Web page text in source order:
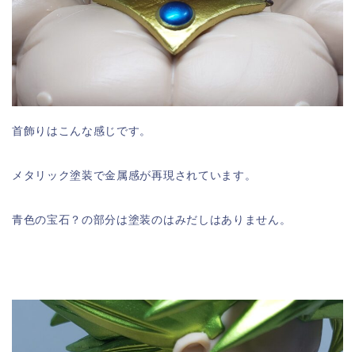
首飾りはこんな感じです。
メタリック塗装で金属感が再現されています。
青色の宝石？の部分は塗装のはみだしはありません。